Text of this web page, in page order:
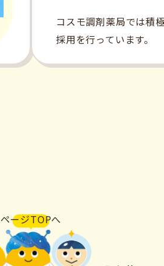
コスモ調剤薬局では積
採用を行っています。
ページTOPへ